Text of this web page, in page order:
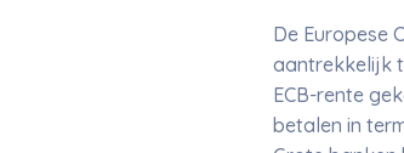
De Europese
aantrekkelijk
ECB-rente
betalen in